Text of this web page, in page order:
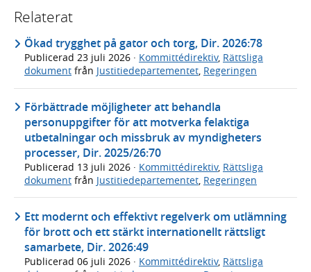
Relaterat
Ökad trygghet på gator och torg, Dir. 2026:78
Publicerad 23 juli 2026 · Kommittédirektiv, Rättsliga
dokument från Justitiedepartementet, Regeringen
Förbättrade möjligheter att behandla
personuppgifter för att motverka felaktiga
utbetalningar och missbruk av myndigheters
processer, Dir. 2025/26:70
Publicerad 13 juli 2026 · Kommittédirektiv, Rättsliga
dokument från Justitiedepartementet, Regeringen
Ett modernt och effektivt regelverk om utlämning
för brott och ett stärkt internationellt rättsligt
samarbete, Dir. 2026:49
Publicerad 06 juli 2026 · Kommittédirektiv, Rättsliga